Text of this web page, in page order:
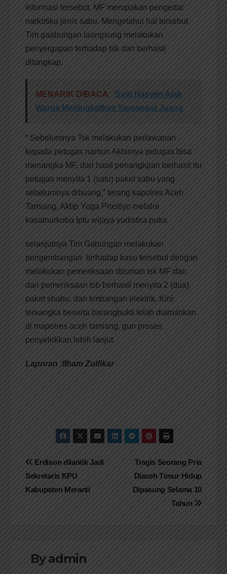
informasi tersebut, MF merupakan pengedar
narkotika jenis sabu. Mengetahui hal tersebut
Tim gaabungan laangsung melakukan
penyergapan terhadap tsk dan berhasil
ditangkap.
MENARIK DIBACA: Said Hasyim Ajak
Warga Meningkatkan Semangat Juang
“ Sebelumnya Tsk melakukan perlawanan
kepada petugas namun Akhirnya petugas bisa
menangka MF, dari hasil penangkpan berhasil itu
petugas menyita 1 (satu) paket sabu yang
sebelumnya dibuang,” terang kapolres Aceh
Tamiang, Akbp Yoga Prastiyo melalui
kasatnarkoba Iptu wijaya yudistira putra
selanjutnya Tim Gabungan melakukan
pengembangan terhadap kasu tersebut dengan
melakukan pemeriksaan dirumah tsk MF dan
dari pemeriksaan tsb berhasil menyita 2 (dua)
paket shabu, dan timbangan elektrik. Kini
tersangka beserta barangbukti telah diamankan
di mapolres aceh tamiang, gun proses
penyelidikan lebih lanjut.
Laporan :Ilham Zulfikar
Navigasi
pos
Tragis Seorang Pria
Diaceh Timur Hidup
Dipasung Selama 10
Tahun
Erdison dilantik Jadi
Sekretaris KPU
Kabupaten Meranti
Byadmin